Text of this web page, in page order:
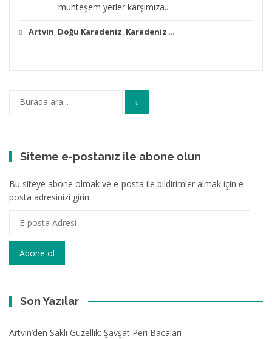
muhteşem yerler karşımıza...
Artvin, Doğu Karadeniz, Karadeniz ...
Siteme e-postanız ile abone olun
Bu siteye abone olmak ve e-posta ile bildirimler almak için e-
posta adresinizi girin.
posta
Adresi
Abone ol
Son Yazılar
Artvin’den Saklı Güzellik: Şavşat Peri Bacaları